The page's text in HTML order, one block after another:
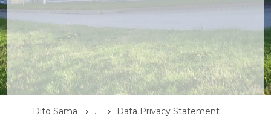
Dito Sama ... Data Privacy Statement